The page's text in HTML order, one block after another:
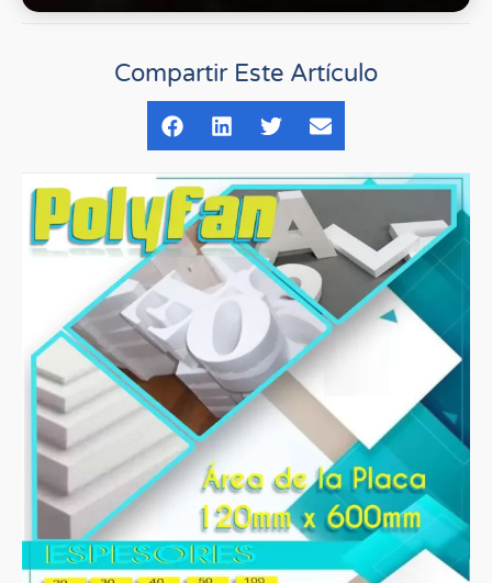
Compartir Este Artículo